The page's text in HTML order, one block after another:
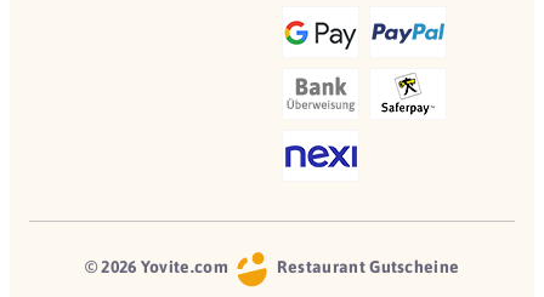
© 2026 Yovite.com Restaurant Gutscheine